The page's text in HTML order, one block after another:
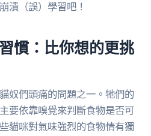
潰（誤）學習吧！
慣：比你想的更挑
奴們頭痛的問題之一。牠們的
要依靠嗅覺來判斷食物是否可
貓咪對氣味強烈的食物情有獨